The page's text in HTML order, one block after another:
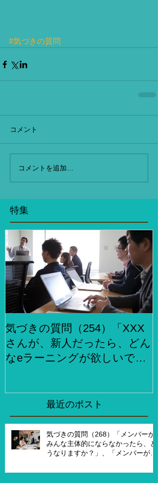
#気づきの質問
コメント
コメントを追加…
特集
気づきの質問（254）「XXX
さんが、新人だったら、どん
なeラーニングが欲しいです
のですか？」最近のポスト
気づきの質問（268）「メンバーが
みんな主体的にならなかったら、ど
うなりますか？」、「メンバーが主
を実現したいですか？」、「XXさん